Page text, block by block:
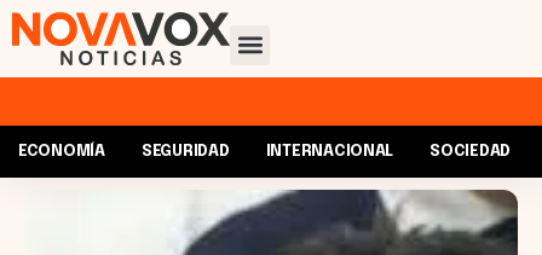
ECONOMÍA SEGURIDAD INTERNACIONAL SOCIEDAD